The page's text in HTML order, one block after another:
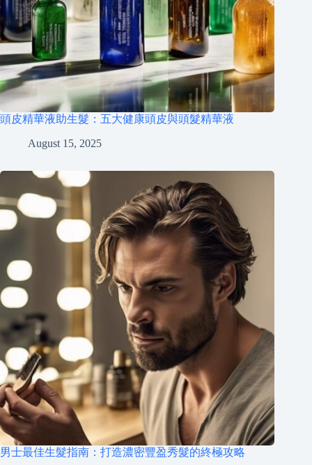
頭皮精華液助生髮：五大健康頭皮與頭髮精華液
August 15, 2025
男士最佳生髮指南：打造濃密豐盈秀髮的終極攻略